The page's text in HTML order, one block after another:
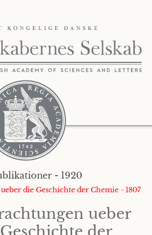
- 1920
ueber die Geschichte der Chemie - 1807
ueber
der